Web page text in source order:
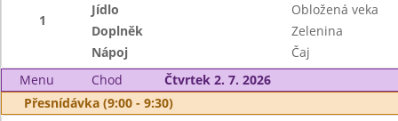
1
Jídlo
Obložená veka
Doplněk
Zelenina
Nápoj
Čaj
Menu
Chod
Čtvrtek 2. 7. 2026
Přesnídávka (9:00 - 9:30)